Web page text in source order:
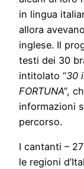
in lingua
allora
inglese. Il
testi dei 30
intitolato “30
FORTUNA”,
informazioni
percorso.
I cantanti –
le regioni